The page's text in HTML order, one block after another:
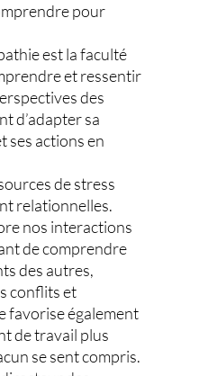
pour
est la faculté
et ressentir
des
d’adapter sa
ses actions en
de stress
relationnelles.
nos interactions
de comprendre
des autres,
conflits et
favorise également
de travail plus
se sent compris.